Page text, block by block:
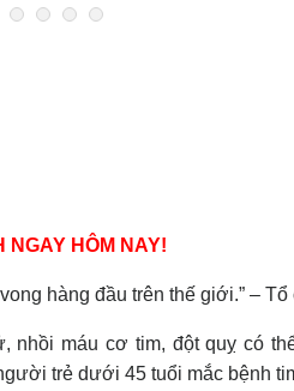
NGAY HÔM NAY!
hàng đầu trên thế giới.” –
nhồi máu cơ tim, đột quỵ có
trẻ dưới 45 tuổi mắc bệnh